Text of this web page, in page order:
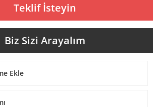
Teklif İsteyin
Biz Sizi Arayalım